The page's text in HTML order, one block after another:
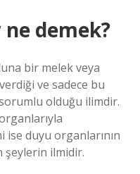
demek?
bir melek veya
ve sadece bu
olduğu ilimdir.
ise duyu organlarının
şeylerin ilmidir.